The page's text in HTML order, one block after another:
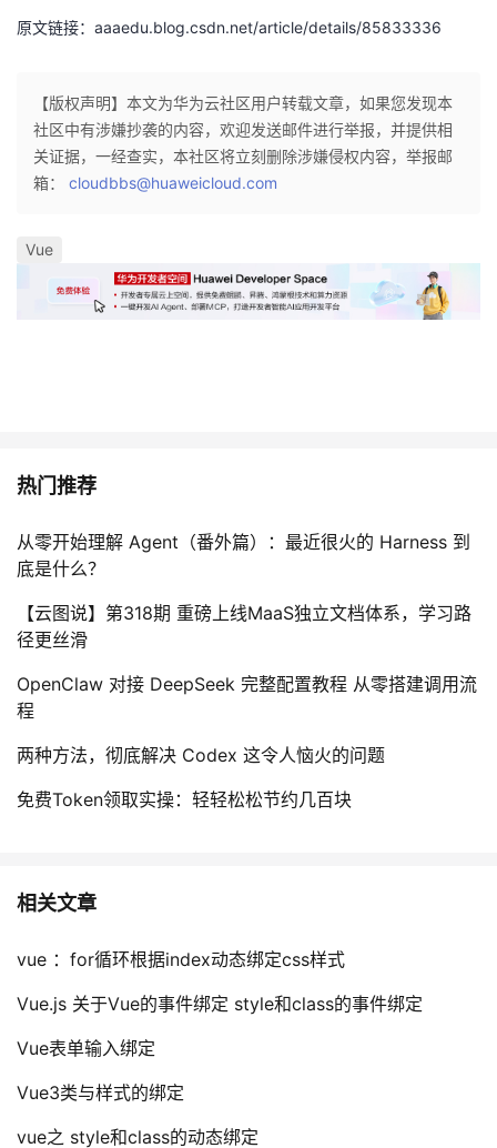
原文链接：aaaedu.blog.csdn.net/article/details/85833336
【版权声明】本文为华为云社区用户转载文章，如果您发现本
社区中有涉嫌抄袭的内容，欢迎发送邮件进行举报，并提供相
关证据，一经查实，本社区将立刻删除涉嫌侵权内容，举报邮
箱： cloudbbs@huaweicloud.com
Vue
热门推荐
从零开始理解 Agent（番外篇）：最近很火的 Harness 到
底是什么？
【云图说】第318期 重磅上线MaaS独立文档体系，学习路
径更丝滑
OpenClaw 对接 DeepSeek 完整配置教程 从零搭建调用流
程
两种方法，彻底解决 Codex 这令人恼火的问题
免费Token领取实操：轻轻松松节约几百块
相关文章
vue ：for循环根据index动态绑定css样式
Vue.js 关于Vue的事件绑定 style和class的事件绑定
Vue表单输入绑定
Vue3类与样式的绑定
vue之 style和class的动态绑定